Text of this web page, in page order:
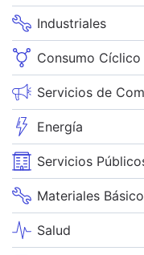
Industriales
Consumo Cíclico
Servicios de
Energía
Servicios
Materiales
Salud